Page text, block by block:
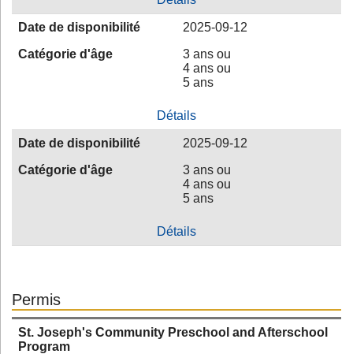
Date de disponibilité
2025-09-12
Catégorie d'âge
3 ans ou
4 ans ou
5 ans
Détails
Date de disponibilité
2025-09-12
Catégorie d'âge
3 ans ou
4 ans ou
5 ans
Détails
Permis
St. Joseph's Community Preschool and Afterschool
Program